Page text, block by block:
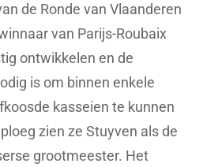
de Ronde van Vlaanderen
van Parijs-Roubaix
ontwikkelen en de
is om binnen enkele
kasseien te kunnen
zien ze Stuyven als de
grootmeester. Het